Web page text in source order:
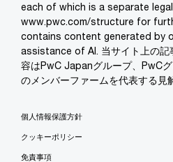
each of which is a separate
www.pwc.com/structure for
contains content generated by
assistance of AI. 当サイト上の記
容はPwC Japanグループ、PwC
のメンバーファームを代表する見
個人情報保護方針
クッキーポリシー
免責事項